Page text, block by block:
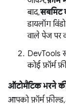
बाद,सबमिट
डायलॉग
वाले पेज पर
DevTools
कोई फ़ॉर्म
ऑटोमैटिक भरने
आपको फ़ॉर्म